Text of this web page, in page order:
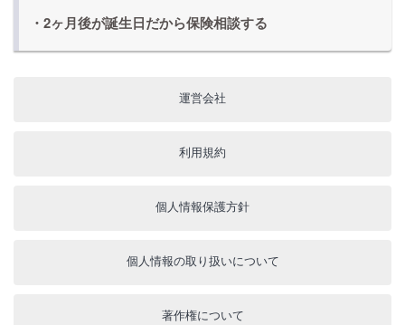
・2ヶ月後が誕生日だから保険相談する
運営会社
利用規約
個人情報保護方針
個人情報の取り扱いについて
著作権について